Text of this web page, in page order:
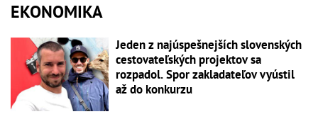
EKONOMIKA
Jeden z najúspešnejších slovenských
cestovateľských projektov sa
rozpadol. Spor zakladateľov vyústil
až do konkurzu